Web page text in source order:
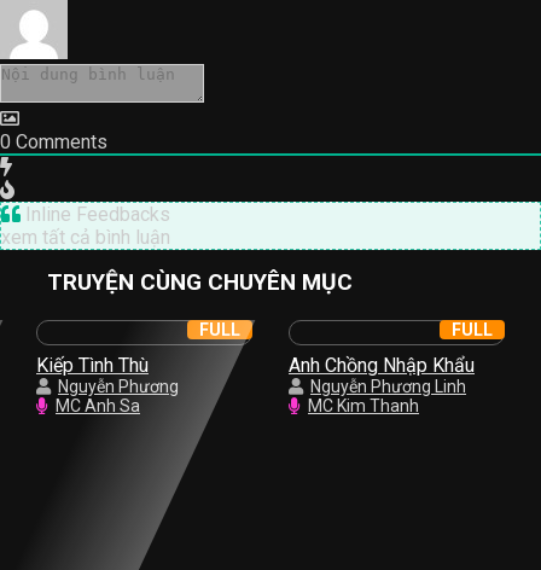
0 Comments
Inline Feedbacks
xem tất cả bình luận
TRUYỆN CÙNG CHUYÊN MỤC
Kiếp Tình Thù
Nguyễn Phương
MC Anh Sa
FULL
Anh Chồng Nhập Khẩu
Nguyễn Phương Linh
MC Kim Thanh
FULL